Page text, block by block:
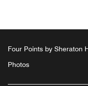
Four Points by Sheraton
Photos